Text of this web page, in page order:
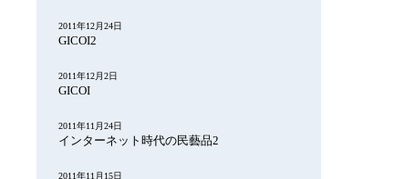
2011年12月24日
GICOI2
2011年12月2日
GICOI
2011年11月24日
インターネット時代の民藝品2
2011年11月15日